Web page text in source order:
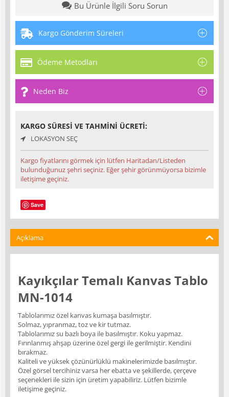
Bu Ürünle İlgili Soru Sorun
Kargo Gönderim Süreleri
Ödeme Metodları
Neden Biz
KARGO SÜRESI VE TAHMINI ÜCRETI:
LOKASYON SEÇ
Kargo fiyatlarını görmek için lütfen Haritadan/Listeden
bulunduğunuz şehri seçiniz. Eğer şehir görünmüyorsa bizimle
iletişime geçiniz.
Save
Açıklama
Kayıkçılar Temalı Kanvas Tablo
MN-1014
Tablolarımız özel kanvas kumaşa basılmıştır.
Solmaz, yıpranmaz, toz ve kir tutmaz.
Tablolarımız su bazlı boya ile basılmıştır. Koku yapmaz.
Fırınlanmış ahşap üzerine özel gergi ile gerilmiştir. Kendini
bırakmaz.
Kaliteli ve yüksek çözünürlüklü makinelerimizde basılmıştır.
Özel görsel tercihiniz varsa her ebatta ve şekillerde, çerçeve
seçenekleri ile sizin için üretim yapabiliriz. Lütfen bizimle
iletişime geçiniz.